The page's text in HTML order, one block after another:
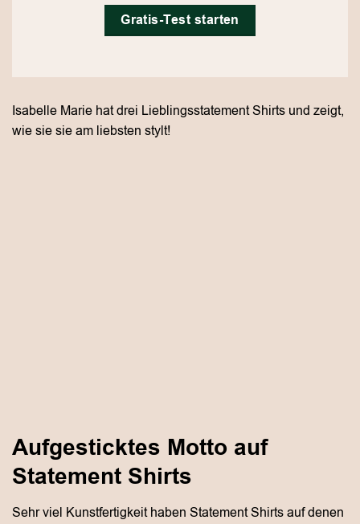
Gratis-Test starten
Isabelle Marie hat drei Lieblingsstatement Shirts und zeigt,
wie sie sie am liebsten stylt!
Aufgesticktes Motto auf
Statement Shirts
Sehr viel Kunstfertigkeit haben Statement Shirts auf denen